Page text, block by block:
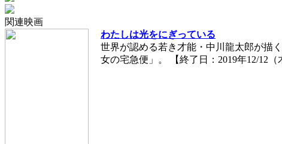
関連映画
わたしは光をにぎっている
世界が認める若き才能・中川龍太郎が描
女の宅急便」。 【終了日：2019年12/12（